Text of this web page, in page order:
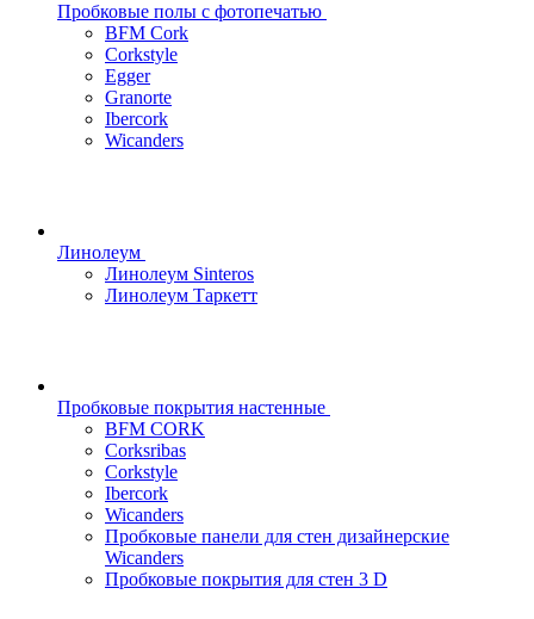
Пробковые полы с фотопечатью
BFM Cork
Corkstyle
Egger
Granorte
Ibercork
Wicanders
Линолеум
Линолеум Sinteros
Линолеум Таркетт
Пробковые покрытия настенные
BFM CORK
Corksribas
Corkstyle
Ibercork
Wicanders
Пробковые панели для стен дизайнерские
Wicanders
Пробковые покрытия для стен 3 D